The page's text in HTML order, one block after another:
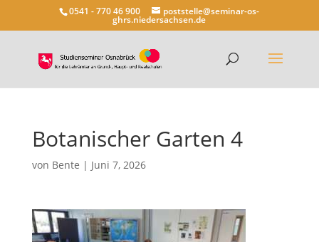
0541 - 770 46 900 poststelle@seminar-os-
ghrs.niedersachsen.de
Botanischer Garten 4
von Bente | Juni 7, 2026